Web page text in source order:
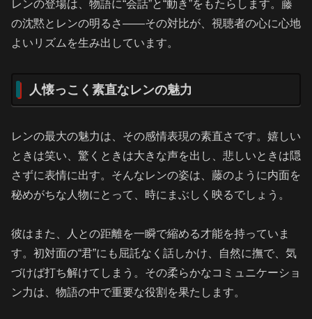
レンの登場は、物語に“会話”と“動き”をもたらします。藤
の沈黙とレンの明るさ——その対比が、視聴者の心に心地
よいリズムを生み出しています。
人懐っこく素直なレンの魅力
レンの最大の魅力は、その感情表現の素直さです。嬉しい
ときは笑い、驚くときは大きな声を出し、悲しいときは隠
さずに表情に出す。そんなレンの姿は、藤のように内面を
秘めがちな人物にとって、時にまぶしく映るでしょう。
彼はまた、人との距離を一瞬で縮める才能を持っていま
す。初対面の“君”にも屈託なく話しかけ、自然に撫で、気
づけば打ち解けてしまう。その柔らかなコミュニケーショ
ン力は、物語の中で重要な役割を果たします。